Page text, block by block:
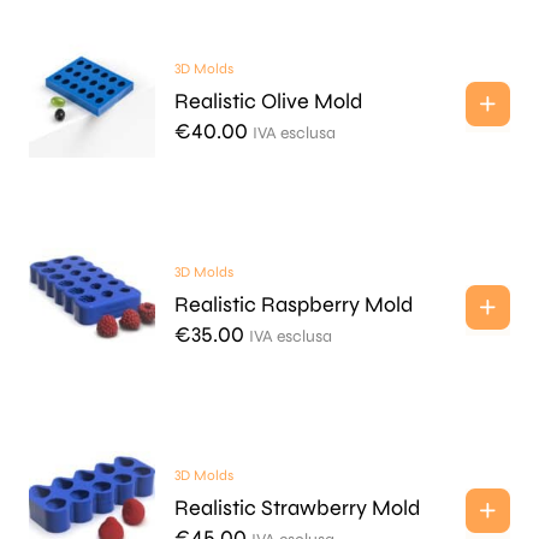
3D Molds
Realistic Olive Mold
€40.00 IVA esclusa
3D Molds
Realistic Raspberry Mold
€35.00 IVA esclusa
3D Molds
Realistic Strawberry Mold